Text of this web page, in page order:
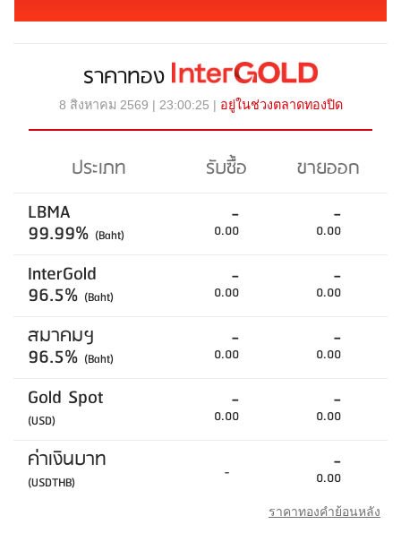
ราคาทอง
8 สิงหาคม 2569 | 23:00:25 | อยู่ในช่วงตลาดทองปิด
ประเภท รับซื้อ
ขายออก
LBMA
99.99% (Baht)
-
0.00
-
0.00
InterGold
96.5% (Baht)
-
0.00
-
0.00
สมาคมฯ
96.5% (Baht)
-
0.00
-
0.00
Gold Spot
(USD)
-
0.00
-
0.00
ค่าเงินบาท
(USDTHB) - -
0.00
ราคาทองคำย้อนหลัง